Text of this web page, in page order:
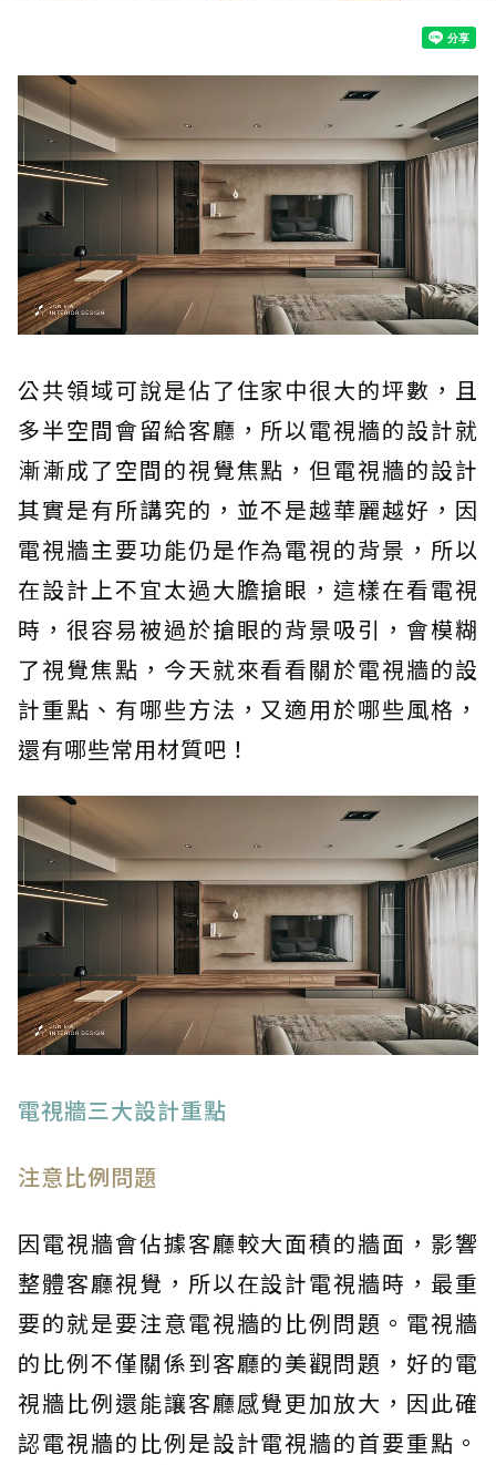
公共領域可說是佔了住家中很大的坪數，且
多半空間會留給客廳，所以電視牆的設計就
漸漸成了空間的視覺焦點，但電視牆的設計
其實是有所講究的，並不是越華麗越好，因
電視牆主要功能仍是作為電視的背景，所以
在設計上不宜太過大膽搶眼，這樣在看電視
時，很容易被過於搶眼的背景吸引，會模糊
了視覺焦點，今天就來看看關於電視牆的設
計重點、有哪些方法，又適用於哪些風格，
還有哪些常用材質吧！
電視牆三大設計重點
注意比例問題
因電視牆會佔據客廳較大面積的牆面，影響
整體客廳視覺，所以在設計電視牆時，最重
要的就是要注意電視牆的比例問題。電視牆
的比例不僅關係到客廳的美觀問題，好的電
視牆比例還能讓客廳感覺更加放大，因此確
認電視牆的比例是設計電視牆的首要重點。